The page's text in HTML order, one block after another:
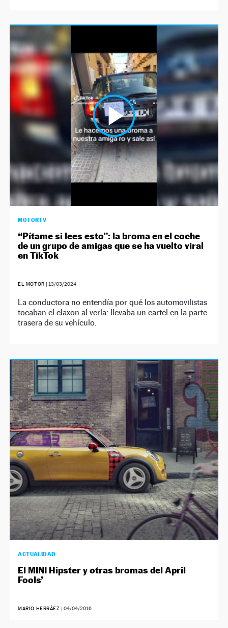
MOTORTV
“Pítame si lees esto”: la broma en el coche
de un grupo de amigas que se ha vuelto viral
en TikTok
EL MOTOR | 13/03/2024
La conductora no entendía por qué los automovilistas
tocaban el claxon al verla: llevaba un cartel en la parte
trasera de su vehículo.
ACTUALIDAD
El MINI Hipster y otras bromas del April
Fools’
MARIO HERRÁEZ | 04/04/2016